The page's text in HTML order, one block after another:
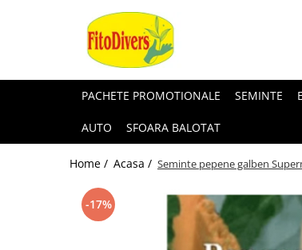
PACHETE PROMOTIONALE SEMINTE
AUTO SFOARA BALOTAT
Home / Acasa / Seminte pepene galben
-17%